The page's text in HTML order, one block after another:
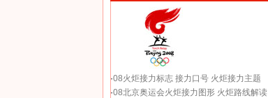
·08火炬接力标志 接力口号 火炬接力主题
·08北京奥运会火炬接力图形 火炬路线解读